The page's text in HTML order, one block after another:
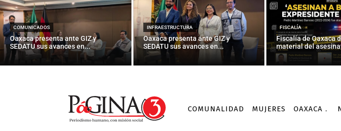
COMUNICADOS
Oaxaca presenta ante GIZ y
SEDATU sus avances en...
INFRAESTRUCTURA
Oaxaca presenta ante GIZ y
SEDATU sus avances en...
FISCALÍA
Fiscalía de Oaxaca
material del
COMUNALIDAD MUJERES OAXACA